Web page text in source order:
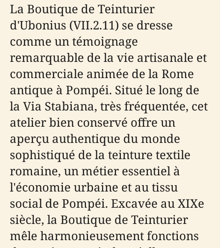
La Boutique de Teinturier
d'Ubonius (VII.2.11) se dresse
comme un témoignage
remarquable de la vie artisanale et
commerciale animée de la Rome
antique à Pompéi. Situé le long de
la Via Stabiana, très fréquentée, cet
atelier bien conservé offre un
aperçu authentique du monde
sophistiqué de la teinture textile
romaine, un métier essentiel à
l'économie urbaine et au tissu
social de Pompéi. Excavée au XIXe
siècle, la Boutique de Teinturier
mêle harmonieusement fonctions